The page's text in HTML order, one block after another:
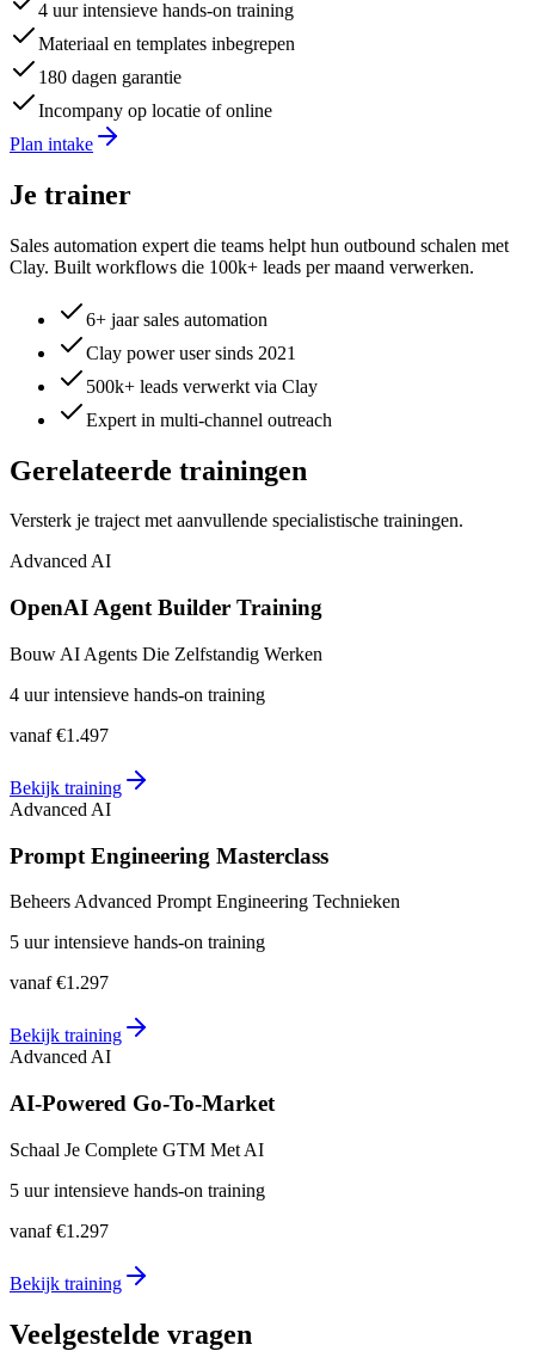
4 uur intensieve hands-on training
Materiaal en templates inbegrepen
180 dagen garantie
Incompany op locatie of online
Plan intake
Je trainer
Sales automation expert die teams helpt hun outbound schalen met
Clay. Built workflows die 100k+ leads per maand verwerken.
6+ jaar sales automation
Clay power user sinds 2021
500k+ leads verwerkt via Clay
Expert in multi-channel outreach
Gerelateerde trainingen
Versterk je traject met aanvullende specialistische trainingen.
Advanced AI
OpenAI Agent Builder Training
Bouw AI Agents Die Zelfstandig Werken
4 uur intensieve hands-on training
vanaf€1.497
Bekijk training
Advanced AI
Prompt Engineering Masterclass
Beheers Advanced Prompt Engineering Technieken
5 uur intensieve hands-on training
vanaf€1.297
Bekijk training
Advanced AI
AI-Powered Go-To-Market
Schaal Je Complete GTM Met AI
5 uur intensieve hands-on training
vanaf€1.297
Bekijk training
Veelgestelde vragen